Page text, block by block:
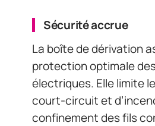
Sécurité accrue
La boîte de dérivation
protection optimale
électriques. Elle limite
court-circuit et
confinement des fils